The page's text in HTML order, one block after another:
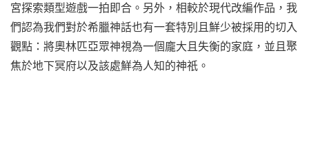
宮探索類型遊戲一拍即合。另外，相較於現代改編作品，我
們認為我們對於希臘神話也有一套特別且鮮少被採用的切入
觀點：將奧林匹亞眾神視為一個龐大且失衡的家庭，並且聚
焦於地下冥府以及該處鮮為人知的神祇。